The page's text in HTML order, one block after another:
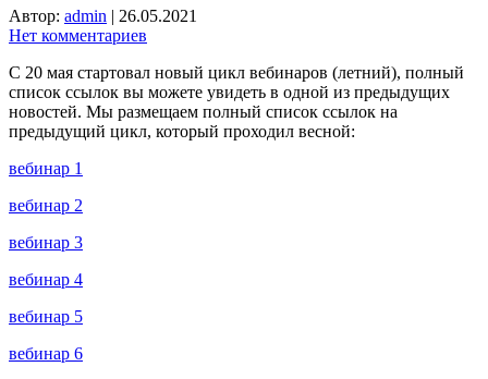
Автор: admin | 26.05.2021
Нет комментариев
С 20 мая стартовал новый цикл вебинаров (летний), полный
список ссылок вы можете увидеть в одной из предыдущих
новостей. Мы размещаем полный список ссылок на
предыдущий цикл, который проходил весной:
вебинар 1
вебинар 2
вебинар 3
вебинар 4
вебинар 5
вебинар 6